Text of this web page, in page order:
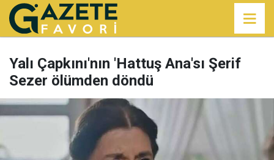
Yalı Çapkını'nın 'Hattuş Ana'sı Şerif
Sezer ölümden döndü